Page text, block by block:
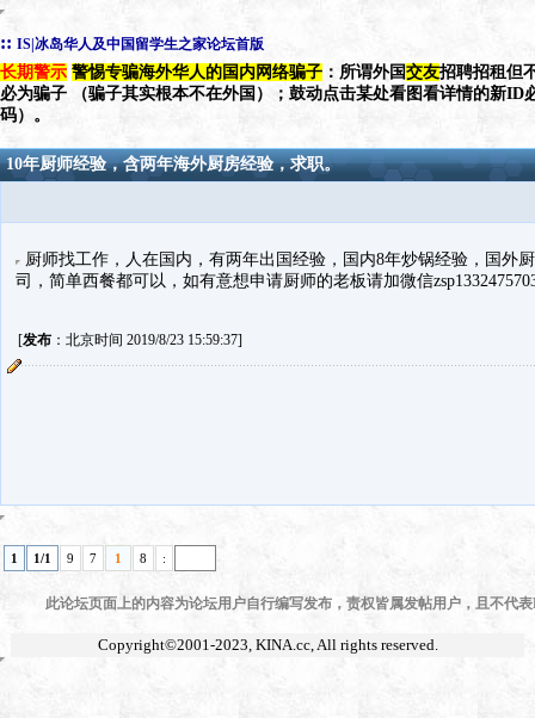
:: IS|冰岛华人及中国留学生之家论坛首版
长期警示 警惕专骗海外华人的国内网络骗子 ：所谓外国交友招聘招租但
必为骗子 （骗子其实根本不在外国）；鼓动点击某处看图看详情的新ID
码）。
10年厨师经验，含两年海外厨房经验，求职。
厨师找工作，人在国内，有两年出国经验，国内8年炒锅经验，国外
司，简单西餐都可以，如有意想申请厨师的老板请加微信
[发布：北京时间 2019/8/23 15:59:37]
1 1/1 9 7 1 8 :
此论坛页面上的内容为论坛用户自行编写发布，责权皆属发帖用户，且不代
Copyright©2001-2023, KINA.cc, All rights reserved.